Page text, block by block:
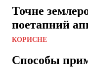
Точне
поетапний
КОРИСНЕ
Способы